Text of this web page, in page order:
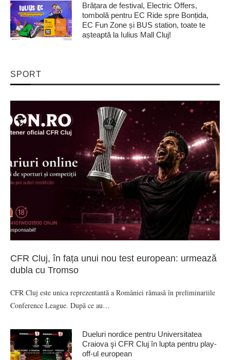
Brățara de festival, Electric Offers,
tombolă pentru EC Ride spre Bonțida,
EC Fun Zone și BUS station, toate te
așteaptă la Iulius Mall Cluj!
SPORT
CFR Cluj, în fața unui nou test european: urmează
dubla cu Tromso
CFR Cluj este unica reprezentantă a României rămasă în preliminariile
Conference League. După ce au…
Dueluri nordice pentru Universitatea
Craiova şi CFR Cluj în lupta pentru play-
off-ul european